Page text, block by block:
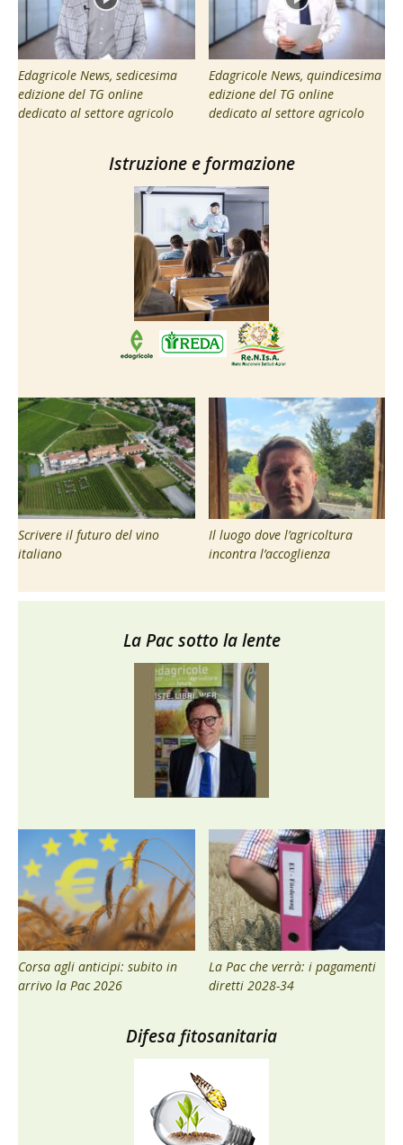
Edagricole News, sedicesima
edizione del TG online
dedicato al settore agricolo
Edagricole News, quindicesima
edizione del TG online
dedicato al settore agricolo
Istruzione e formazione
Scrivere il futuro del vino
italiano
Il luogo dove l’agricoltura
incontra l’accoglienza
La Pac sotto la lente
Corsa agli anticipi: subito in
arrivo la Pac 2026
La Pac che verrà: i pagamenti
diretti 2028-34
Difesa fitosanitaria